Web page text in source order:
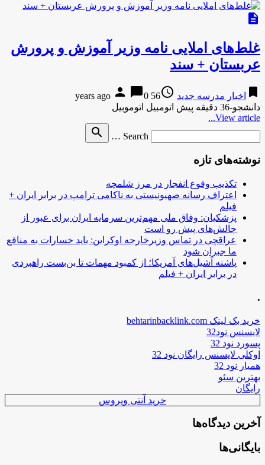
description
غلط‌های املایی نامه وزیر آموزش و پرورش
عربستان + سند
bookmark اخبار مدرسه جدید access_time
56 years ago
person chat_bubble0
دانشجو-36 دقیقه پیش اتومبیل اتوموبیل
View article...
Search …
search
نوشته‌های تازه
تکذیب وقوع انفجار در مرز شلمچه
اعتراف رسانه صهیونیستی به ناکامی ترامپ در برابر ایران +
فیلم
پزشکیان: وفاق ملی مهم‌ترین سرمایه ایران برای عبور از
چالش‌های پیش رو است
عراقچی در تماس وزیرخارجه اوکراین: باید خسارات به منافع
ما جبران شود
پاشنه آشیل‌های آمریکا؛ از کمبود مهمات تا بن‌بست راهبردی
در برابر ایران + فیلم
.
خرید بک لینک behtarinbacklink.com
لایسنس نود32
پسورد نود 32
اوکلی لایسنس رایگان نود 32
همیار نود 32
بهترین سئو
رایگان
خرید آنتی ویروس
آخرین دیدگاه‌ها
بایگانی‌ها